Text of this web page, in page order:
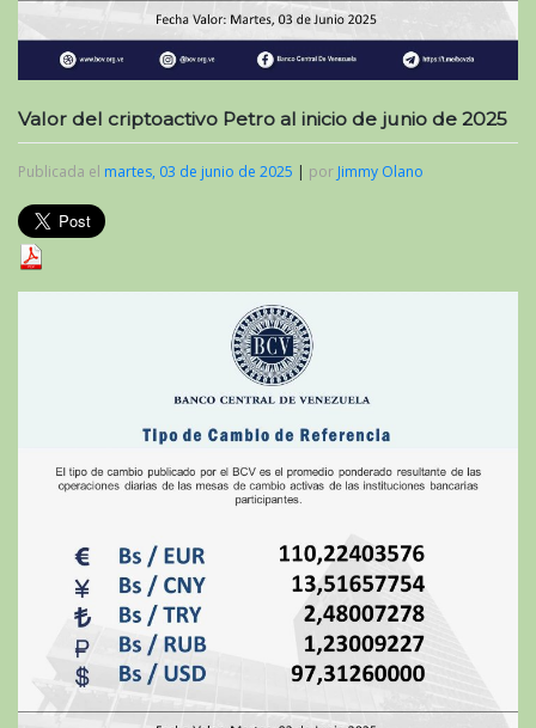
Valor del criptoactivo Petro al inicio de junio de 2025
Publicada el martes, 03 de junio de 2025 | por Jimmy Olano